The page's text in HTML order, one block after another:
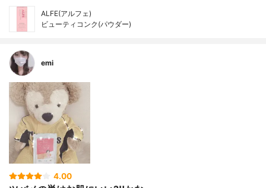
ALFE(アルフェ)
ビューティコンク(パウダー)
emi
4.00